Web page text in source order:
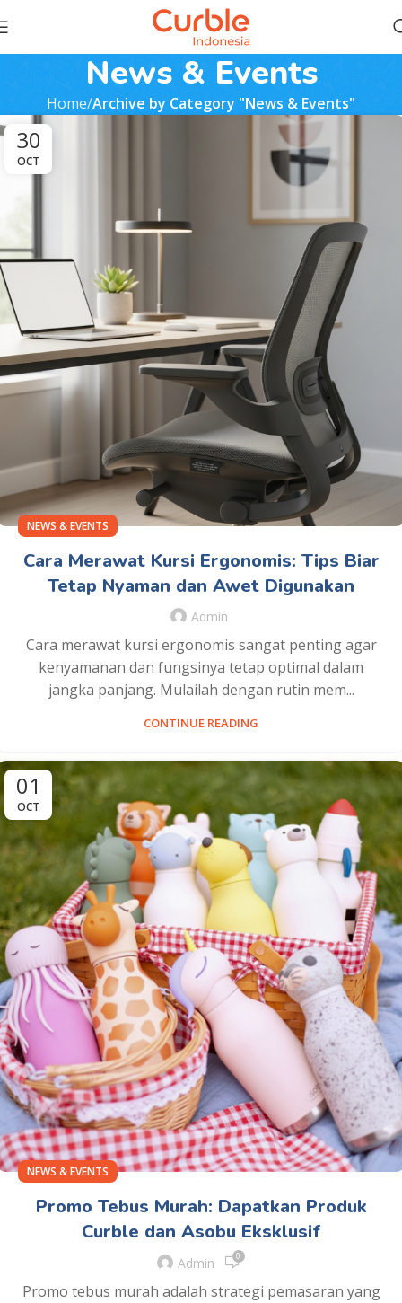
News & Events
Home Archive by Category "News & Events"
30
OCT
NEWS & EVENTS
Cara Merawat Kursi Ergonomis: Tips Biar
Tetap Nyaman dan Awet Digunakan
Admin
Cara merawat kursi ergonomis sangat penting agar
kenyamanan dan fungsinya tetap optimal dalam
jangka panjang. Mulailah dengan rutin mem...
CONTINUE READING
01
OCT
NEWS & EVENTS
Promo Tebus Murah: Dapatkan Produk
Curble dan Asobu Eksklusif
Admin 0
Promo tebus murah adalah strategi pemasaran yang